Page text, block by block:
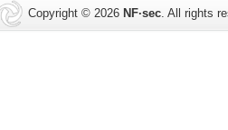
Copyright © 2026 NF·sec. All rights